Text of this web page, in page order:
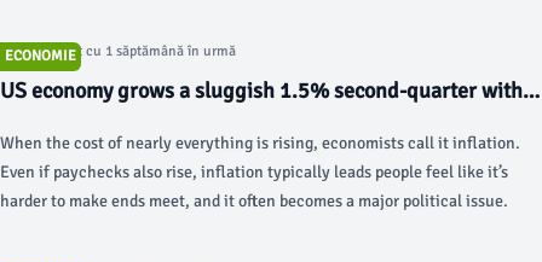
ECONOMIE
Articol postat cu 1 săptămână în urmă
US economy grows a sluggish 1.5% second-quarter with
When the cost of nearly everything is rising, economists call it inflation.
Even if paychecks also rise, inflation typically leads people feel like it’s
harder to make ends meet, and it often becomes a major political issue.